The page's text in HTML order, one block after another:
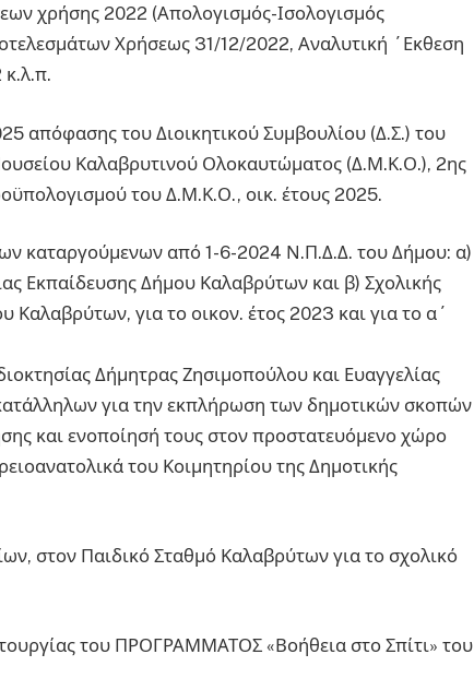
χρήσης 2022 (Απολογισμός-Ισολογισμός
Χρήσεως 31/12/2022, Αναλυτική ΄Εκθεση
κ.λ.π.
απόφασης του Διοικητικού Συμβουλίου (Δ.Σ.) του
Καλαβρυτινού Ολοκαυτώματος (Δ.Μ.Κ.Ο.), 2ης
του Δ.Μ.Κ.Ο., οικ. έτους 2025.
καταργούμενων από 1-6-2024 Ν.Π.Δ.Δ. του Δήμου: α)
Εκπαίδευσης Δήμου Καλαβρύτων και β) Σχολικής
Καλαβρύτων, για το οικον. έτος 2023 και για το α΄
Δήμητρας Ζησιμοπούλου και Ευαγγελίας
για την εκπλήρωση των δημοτικών σκοπών
και ενοποίησή τους στον προστατευόμενο χώρο
του Κοιμητηρίου της Δημοτικής
στον Παιδικό Σταθμό Καλαβρύτων για το σχολικό
του ΠΡΟΓΡΑΜΜΑΤΟΣ «Βοήθεια στο Σπίτι» του